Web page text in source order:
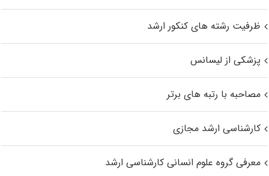
ظرفیت رشته های کنکور ارشد
پزشکی از لیسانس
مصاحبه با رتبه های برتر
کارشناسی ارشد مجازی
معرفی گروه علوم انسانی کارشناسی ارشد